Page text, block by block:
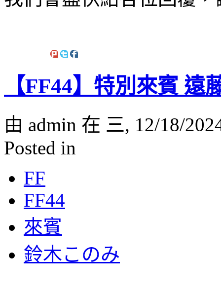
【FF44】特別來賓 遠
由 admin 在 三, 12/18/
Posted in
FF
FF44
來賓
鈴木このみ